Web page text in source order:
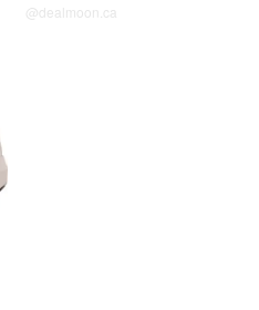
@dealmoon.ca